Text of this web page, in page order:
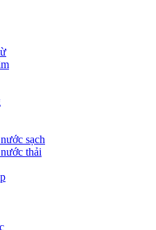
sạch
thải